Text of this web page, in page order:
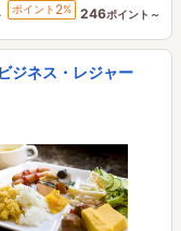
ポイント 2% 246ポイント～
ジネス・レジャー